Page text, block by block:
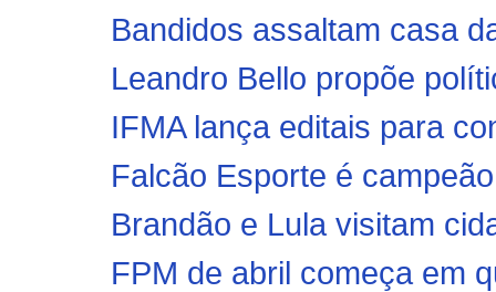
Bandidos assaltam casa
Leandro Bello propõe
IFMA lança editais para
Falcão Esporte é
Brandão e Lula visitam
FPM de abril começa em